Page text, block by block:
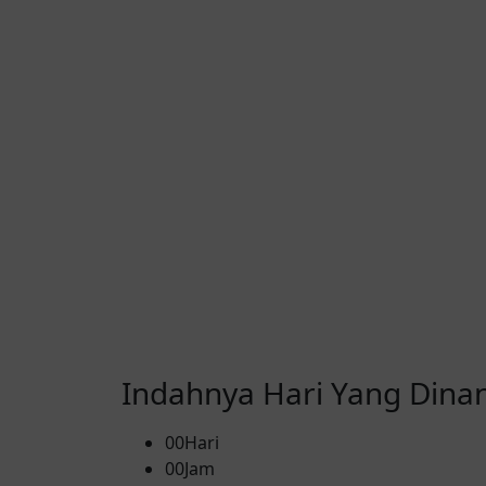
Indahnya Hari Yang
00Hari
00Jam